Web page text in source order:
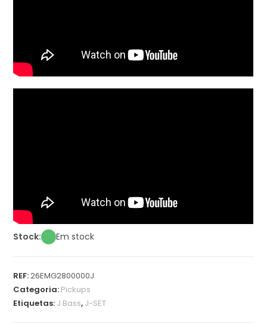
Stock: Em stock
REF:26EMG2800000J
Categoria: Pickups
Etiquetas: J Bass, J-SET